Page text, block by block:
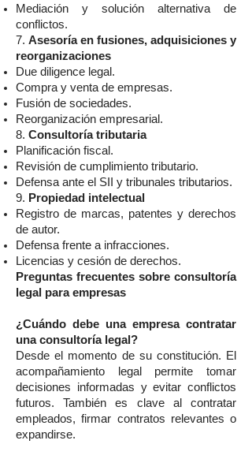
Mediación y solución alternativa de
conflictos.
7. Asesoría en fusiones, adquisiciones y
reorganizaciones
Due diligence legal.
Compra y venta de empresas.
Fusión de sociedades.
Reorganización empresarial.
8. Consultoría tributaria
Planificación fiscal.
Revisión de cumplimiento tributario.
Defensa ante el SII y tribunales tributarios.
9. Propiedad intelectual
Registro de marcas, patentes y derechos
de autor.
Defensa frente a infracciones.
Licencias y cesión de derechos.
Preguntas frecuentes sobre consultoría
legal para empresas
¿Cuándo debe una empresa contratar
una consultoría legal?
Desde el momento de su constitución. El
acompañamiento legal permite tomar
decisiones informadas y evitar conflictos
futuros. También es clave al contratar
empleados, firmar contratos relevantes o
expandirse.